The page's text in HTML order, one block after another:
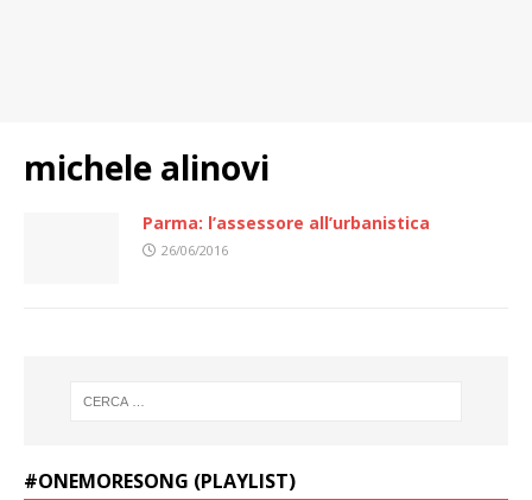
michele alinovi
Parma: l’assessore all’urbanistica
26/06/2016
#ONEMORESONG (PLAYLIST)